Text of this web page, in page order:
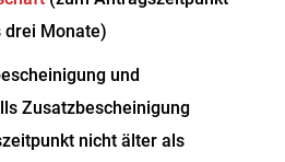
drei Monate)
und
Zusatzbescheinigung
nicht älter als